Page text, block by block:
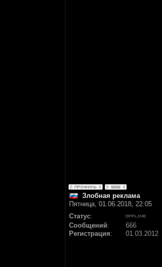
Злобная реклама
Пятница, 01.06.2018, 22:05
Статус:
Сообщений:
666
Регистрация: 01.03.2012